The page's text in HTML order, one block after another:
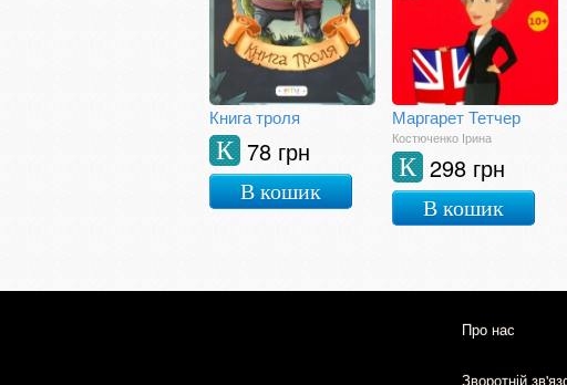
Книга троля
78 грн
К
В кошик
Маргарет Тетчер
Костюченко Ірина
298 грн
К
В кошик
Про нас
Зворотній